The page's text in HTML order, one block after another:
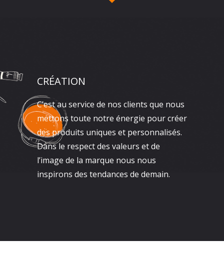
CRÉATION
C’est au service de nos clients que nous
mettons toute notre énergie pour créer
des produits uniques et personnalisés.
Dans le respect des valeurs et de
l’image de la marque nous nous
inspirons des tendances de demain.